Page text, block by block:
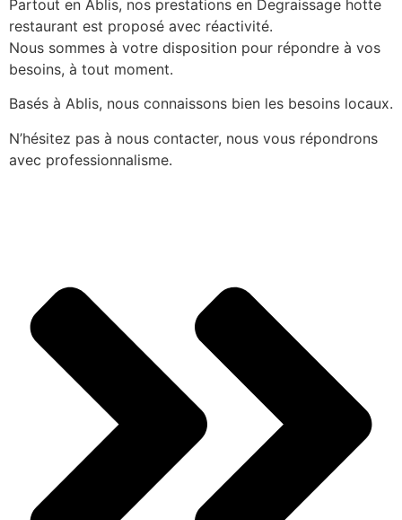
Partout en Ablis, nos prestations en Degraissage hotte
restaurant est proposé avec réactivité.
Nous sommes à votre disposition pour répondre à vos
besoins, à tout moment.
Basés à Ablis, nous connaissons bien les besoins locaux.
N’hésitez pas à nous contacter, nous vous répondrons
avec professionnalisme.